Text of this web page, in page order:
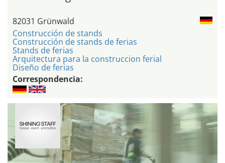
82031 Grünwald
Construcción de stands
Construcción de stands de ferias
Stands de ferias
Arquitectura para la construccion ferial
Diseño de ferias
Correspondencia: